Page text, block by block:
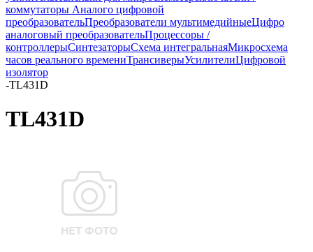
коммутаторы Аналого цифровой
преобразовательПреобразователи мультимедийныеЦифро
аналоговый преобразовательПроцессоры /
контроллерыСинтезаторыСхема интегральнаяМикросхема
часов реального времениТрансиверыУсилителиЦифровой
изолятор
-TL431D
TL431D